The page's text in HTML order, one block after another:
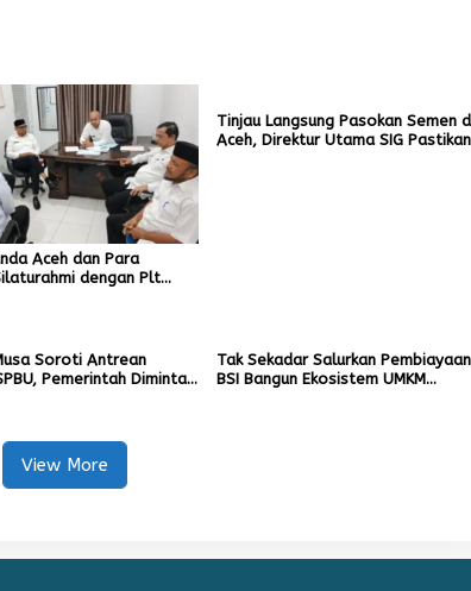
Aceh dan Para
dengan Plt
Tinjau Langsung Pasokan Semen
Aceh, Direktur Utama SIG Pastikan
Soroti Antrean
Pemerintah Diminta
Tak Sekadar Salurkan
BSI Bangun Ekosistem UMKM
View More